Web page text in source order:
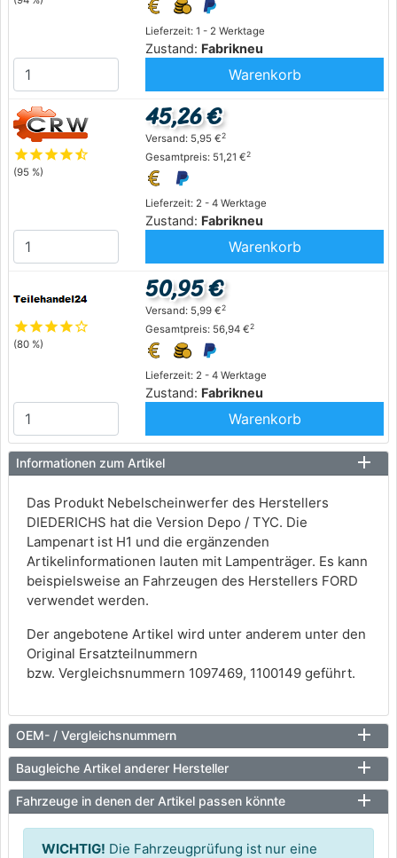
Lieferzeit: 1 - 2 Werktage
Zustand: Fabrikneu
Warenkorb
starstarstarstarstar_half
(95 %)
Lieferzeit: 2 - 4 Werktage
Zustand: Fabrikneu
45,26 €
Versand: 5,95 €2
Gesamtpreis: 51,21 €2
Warenkorb
starstarstarstarstar_outline
(80 %)
Lieferzeit: 2 - 4 Werktage
Zustand: Fabrikneu
50,95 €
Versand: 5,99 €2
Gesamtpreis: 56,94 €2
Warenkorb
Informationen zum Artikel
Das Produkt Nebelscheinwerfer des Herstellers
DIEDERICHS hat die Version Depo / TYC. Die
Lampenart ist H1 und die ergänzenden
Artikelinformationen lauten mit Lampenträger. Es kann
beispielsweise an Fahrzeugen des Herstellers FORD
verwendet werden.
Der angebotene Artikel wird unter anderem unter den
Original Ersatzteilnummern
bzw. Vergleichsnummern 1097469, 1100149 geführt.
OEM- / Vergleichsnummern
Baugleiche Artikel anderer Hersteller
Fahrzeuge in denen der Artikel passen könnte
WICHTIG! Die Fahrzeugprüfung ist nur eine